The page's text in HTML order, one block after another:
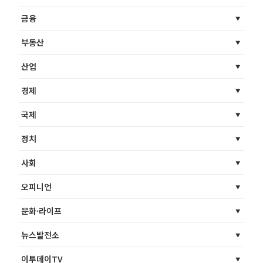
금융
부동산
산업
경제
국제
정치
사회
오피니언
문화·라이프
뉴스발전소
이투데이TV